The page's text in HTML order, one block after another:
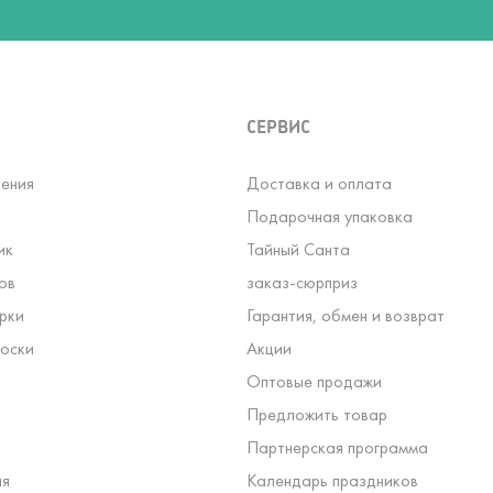
СЕРВИС
Доставка и оплата
Подарочная упаковка
Тайный Санта
заказ-сюрприз
Гарантия, обмен и возврат
Акции
Оптовые продажи
Предложить товар
Партнерская программа
Календарь праздников